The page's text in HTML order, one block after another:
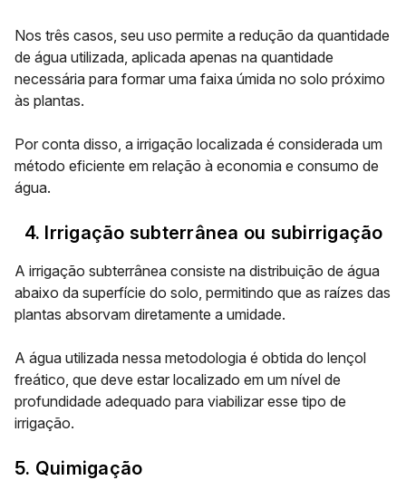
Nos três casos, seu uso permite a redução da quantidade
de água utilizada, aplicada apenas na quantidade
necessária para formar uma faixa úmida no solo próximo
às plantas.
Por conta disso, a irrigação localizada é considerada um
método eficiente em relação à economia e consumo de
água.
4. Irrigação subterrânea ou subirrigação
A irrigação subterrânea consiste na distribuição de água
abaixo da superfície do solo, permitindo que as raízes das
plantas absorvam diretamente a umidade.
A água utilizada nessa metodologia é obtida do lençol
freático , que deve estar localizado em um nível de
profundidade adequado para viabilizar esse tipo de
irrigação.
5. Quimigação